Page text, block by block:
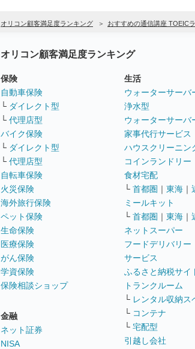
オリコン顧客満足度ランキング おすすめの通信講座 TOEIC
オリコン顧客満足度ランキング
保険
自動車保険
└ ダイレクト型
└ 代理店型
バイク保険
└ ダイレクト型
└ 代理店型
自転車保険
火災保険
海外旅行保険
ペット保険
生命保険
医療保険
がん保険
学資保険
保険相談ショップ
金融
ネット証券
NISA
生活
ウォーターサーバ
浄水型
ウォーターサーバ
家事代行サービス
ハウスクリーニン
コインランドリー
食材宅配
└ 首都圏 ｜ 東海 ｜
ミールキット
└ 首都圏 ｜ 東海 ｜
ネットスーパー
フードデリバリー
サービス
ふるさと納税サイ
トランクルーム
└ レンタル収納ス
└ コンテナ
└ 宅配型
引越し会社